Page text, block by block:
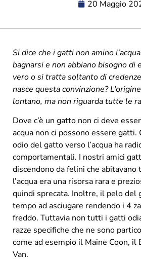
20 Maggio
Si dice che i gatti non amino
bagnarsi e non abbiano bisogno di
vero o si tratta soltanto di
nasce questa convinzione?
lontano, ma non riguarda tutte le
Dove c’è un gatto non ci deve
acqua non ci possono essere
odio del gatto verso l’acqua ha
comportamentali. I nostri amici
discendono da felini che abitavano
l’acqua era una risorsa rara e
quindi sprecata. Inoltre, il pelo del
tempo ad asciugare rendendo i 4
freddo. Tuttavia non tutti i gatti
razze specifiche che ne sono
come ad esempio il Maine Coon, il
Van.